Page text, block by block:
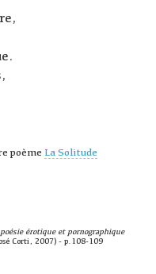
poème La Solitude
érotique et pornographique
Corti, 2007) - p.108-109